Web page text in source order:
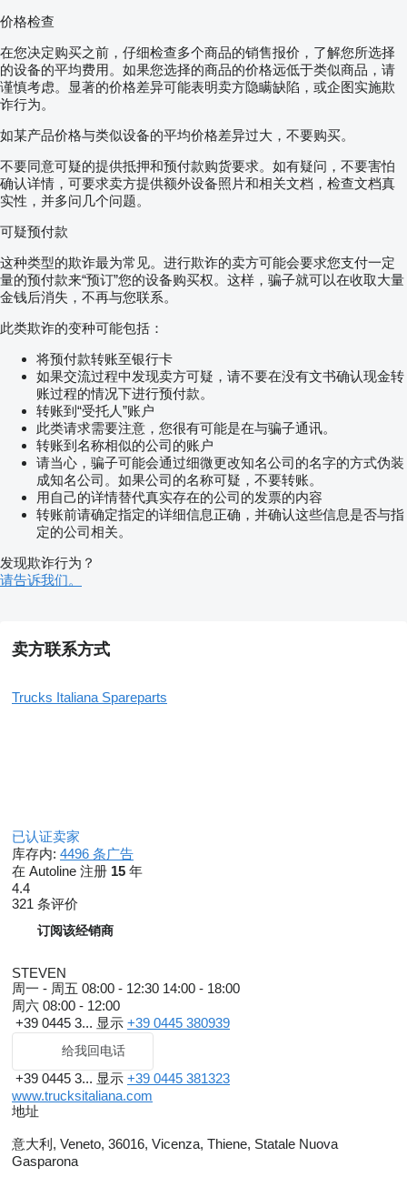
价格检查
在您决定购买之前，仔细检查多个商品的销售报价，了解您所选择
的设备的平均费用。如果您选择的商品的价格远低于类似商品，请
谨慎考虑。显著的价格差异可能表明卖方隐瞒缺陷，或企图实施欺
诈行为。
如某产品价格与类似设备的平均价格差异过大，不要购买。
不要同意可疑的提供抵押和预付款购货要求。如有疑问，不要害怕
确认详情，可要求卖方提供额外设备照片和相关文档，检查文档真
实性，并多问几个问题。
可疑预付款
这种类型的欺诈最为常见。进行欺诈的卖方可能会要求您支付一定
量的预付款来“预订”您的设备购买权。这样，骗子就可以在收取大量
金钱后消失，不再与您联系。
此类欺诈的变种可能包括：
将预付款转账至银行卡
如果交流过程中发现卖方可疑，请不要在没有文书确认现金转
账过程的情况下进行预付款。
转账到“受托人”账户
此类请求需要注意，您很有可能是在与骗子通讯。
转账到名称相似的公司的账户
请当心，骗子可能会通过细微更改知名公司的名字的方式伪装
成知名公司。如果公司的名称可疑，不要转账。
用自己的详情替代真实存在的公司的发票的内容
转账前请确定指定的详细信息正确，并确认这些信息是否与指
定的公司相关。
发现欺诈行为？
请告诉我们。
卖方联系方式
Trucks Italiana Spareparts
已认证卖家
库存内: 4496 条广告
在 Autoline 注册 15 年
4.4
321 条评价
订阅该经销商
STEVEN
周一 - 周五 08:00 - 12:30 14:00 - 18:00
周六 08:00 - 12:00
+39 0445 3... 显示 +39 0445 380939
给我回电话
+39 0445 3... 显示 +39 0445 381323
www.trucksitaliana.com
地址
意大利, Veneto, 36016, Vicenza, Thiene, Statale Nuova
Gasparona